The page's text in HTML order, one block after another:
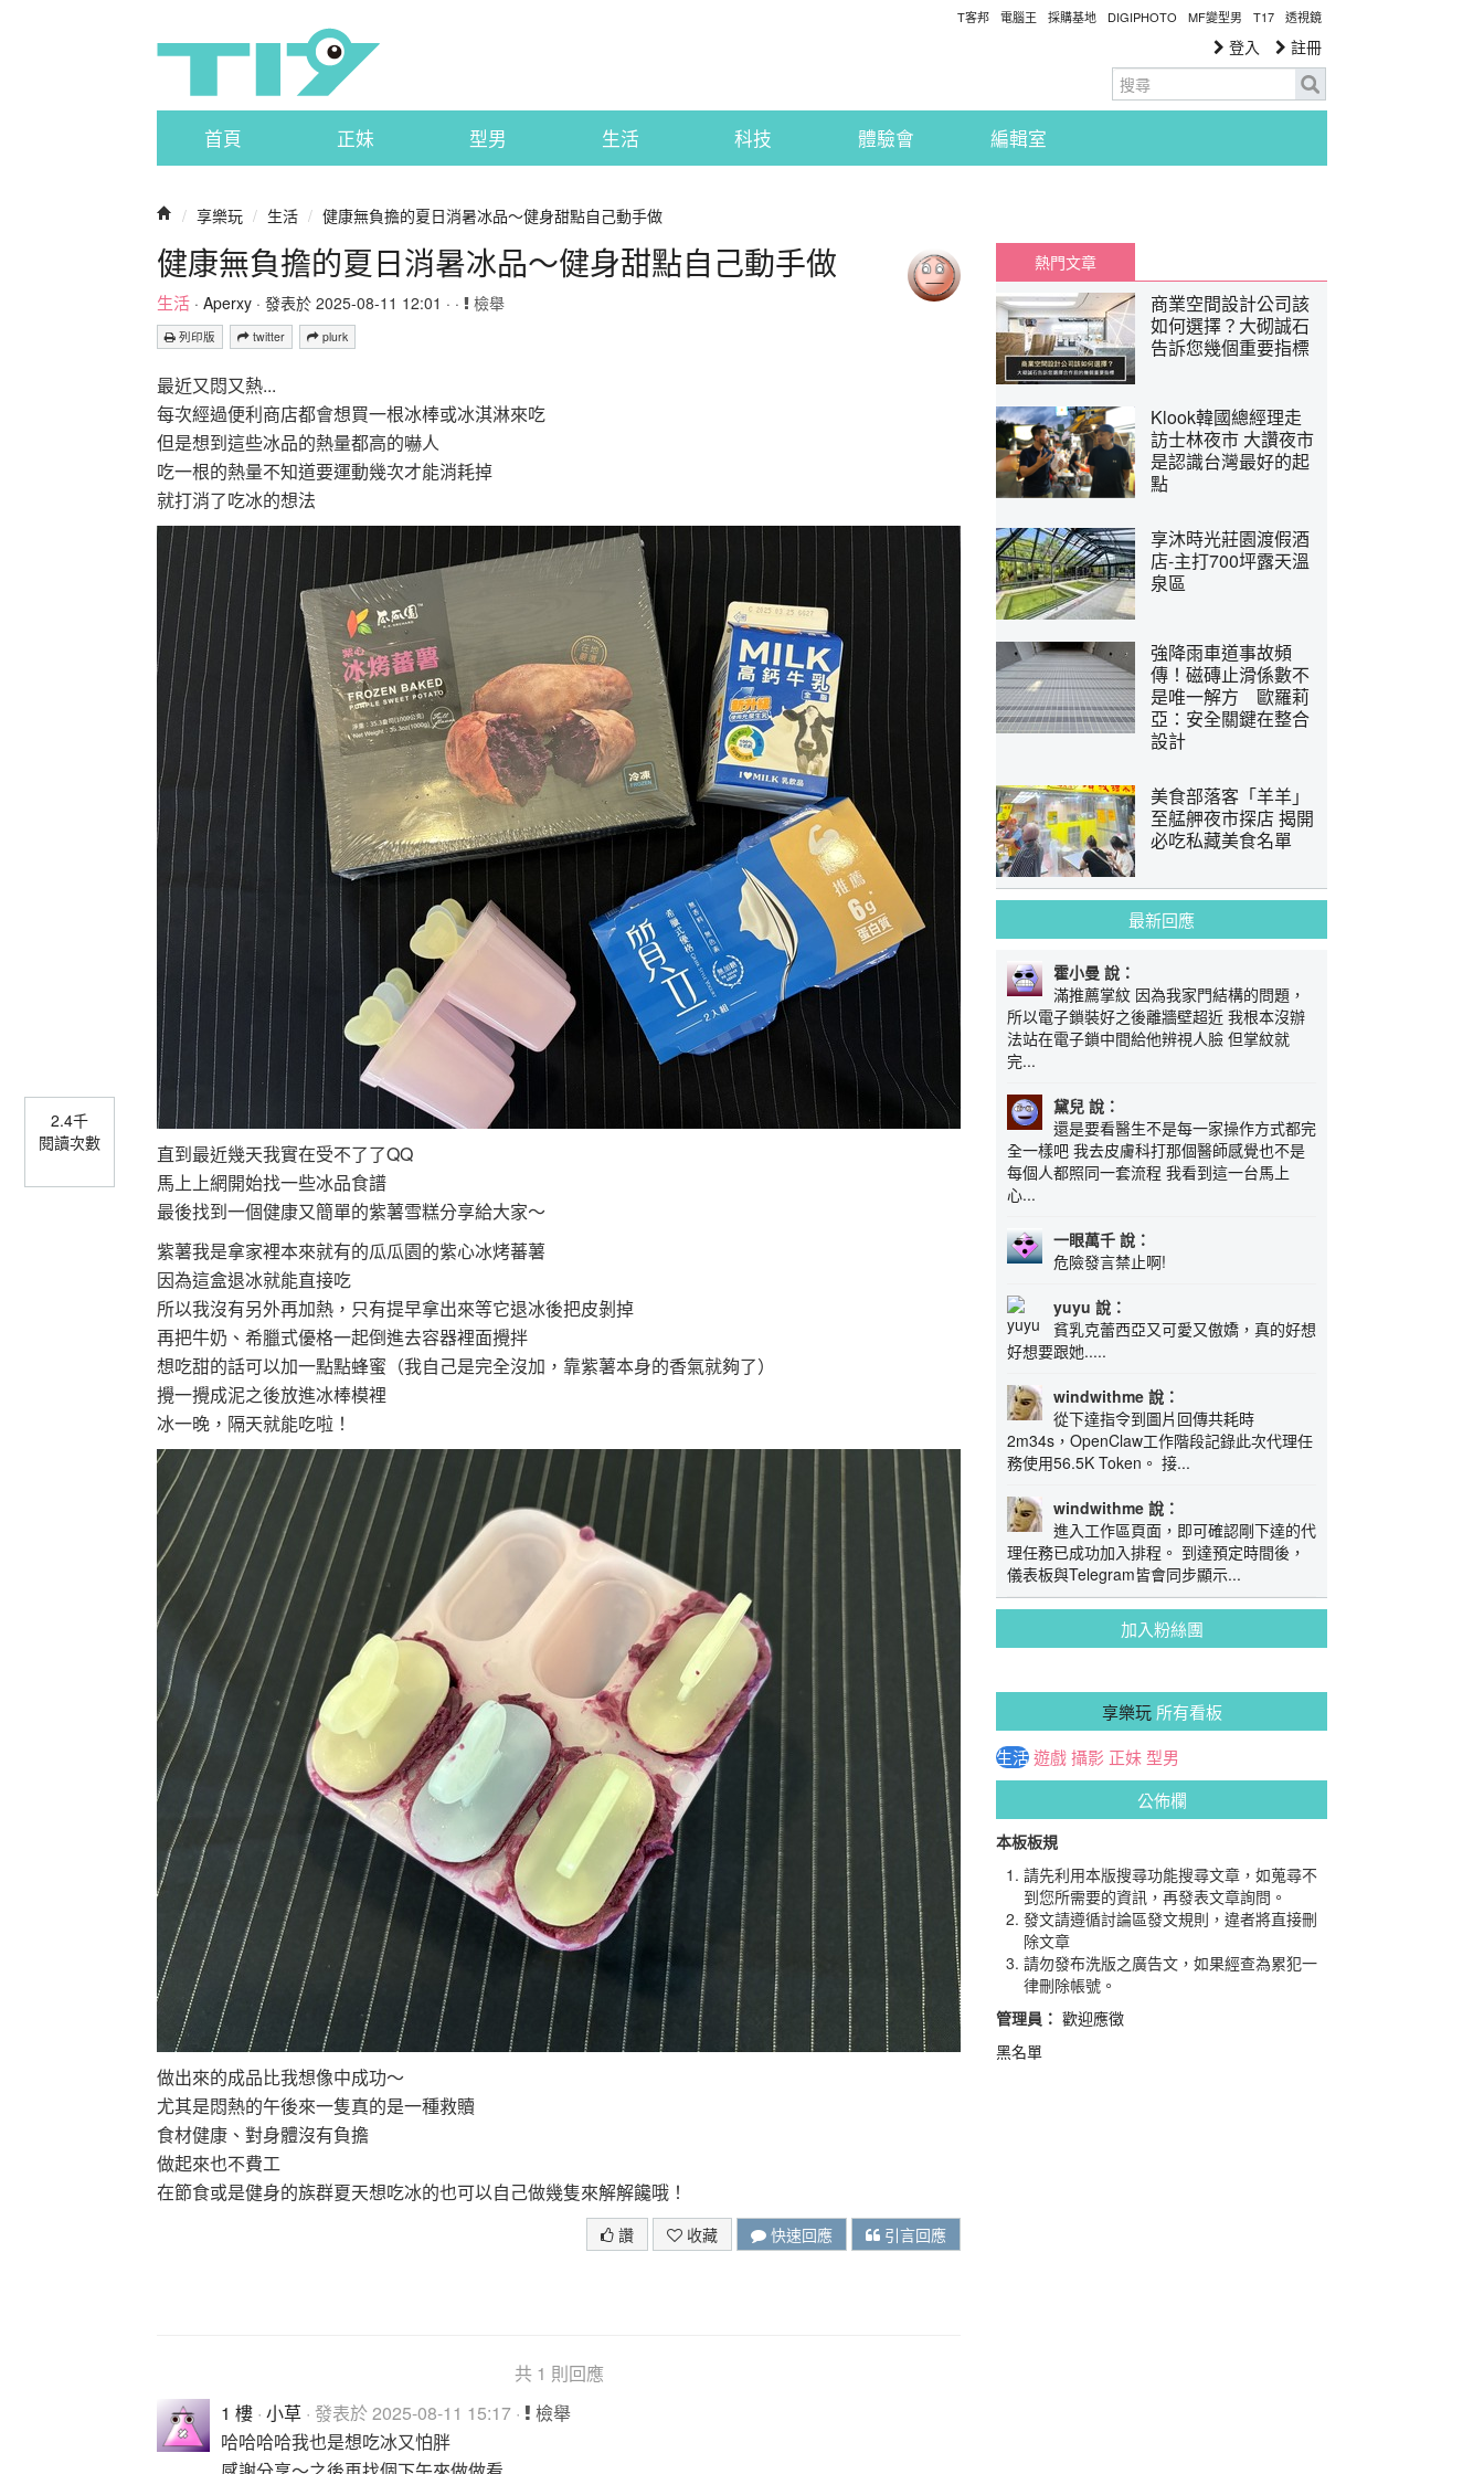
T客邦 電腦王 採購基地 DIGIPHOTO MF變型男 T17 透視鏡
登入 註冊
首頁 正妹 型男 生活 科技 體驗會 編輯室
/ 享樂玩 / 生活 / 健康無負擔的夏日消暑冰品～健身甜點自己動手做
健康無負擔的夏日消暑冰品～健身甜點自己動手做
生活 · Aperxy · 發表於 2025-08-11 12:01 · · 檢舉
列印版 twitter plurk
2.4千
閱讀次數
最近又悶又熱...
每次經過便利商店都會想買一根冰棒或冰淇淋來吃
但是想到這些冰品的熱量都高的嚇人
吃一根的熱量不知道要運動幾次才能消耗掉
就打消了吃冰的想法
直到最近幾天我實在受不了了QQ
馬上上網開始找一些冰品食譜
最後找到一個健康又簡單的紫薯雪糕分享給大家～
紫薯我是拿家裡本來就有的瓜瓜園的紫心冰烤蕃薯
因為這盒退冰就能直接吃
所以我沒有另外再加熱，只有提早拿出來等它退冰後把皮剝掉
再把牛奶、希臘式優格一起倒進去容器裡面攪拌
想吃甜的話可以加一點點蜂蜜（我自己是完全沒加，靠紫薯本身的香氣就夠了）
攪一攪成泥之後放進冰棒模裡
冰一晚，隔天就能吃啦！
做出來的成品比我想像中成功～
尤其是悶熱的午後來一隻真的是一種救贖
食材健康、對身體沒有負擔
做起來也不費工
在節食或是健身的族群夏天想吃冰的也可以自己做幾隻來解解饞哦！
讚 收藏 快速回應 引言回應
共 1 則回應
1 樓 · 小草 · 發表於 2025-08-11 15:17 ·
檢舉
哈哈哈哈我也是想吃冰又怕胖
熱門文章
商業空間設計公司該
如何選擇？大砌誠石
告訴您幾個重要指標
Klook韓國總經理走
訪士林夜市 大讚夜市
是認識台灣最好的起
點
享沐時光莊園渡假酒
店-主打700坪露天溫
泉區
強降雨車道事故頻
傳！磁磚止滑係數不
是唯一解方 歐羅莉
亞：安全關鍵在整合
設計
美食部落客「羊羊」
至艋舺夜市探店 揭開
必吃私藏美食名單
最新回應
霍小曼 說：
滿推薦掌紋 因為我家門結構的問題，
所以電子鎖裝好之後離牆壁超近 我根本沒辦
法站在電子鎖中間給他辨視人臉 但掌紋就
完...
黛兒 說：
還是要看醫生不是每一家操作方式都完
全一樣吧 我去皮膚科打那個醫師感覺也不是
每個人都照同一套流程 我看到這一台馬上
心...
一眼萬千 說：
危險發言禁止啊!
yuyu 說：
貧乳克蕾西亞又可愛又傲嬌，真的好想
好想要跟她.....
windwithme 說：
從下達指令到圖片回傳共耗時
2m34s，OpenClaw工作階段記錄此次代理任
務使用56.5K Token。 接...
windwithme 說：
進入工作區頁面，即可確認剛下達的代
理任務已成功加入排程。 到達預定時間後，
儀表板與Telegram皆會同步顯示...
加入粉絲團
享樂玩所有看板
生活遊戲攝影 正妹 型男
公佈欄
本板板規
請先利用本版搜尋功能搜尋文章，如蒐尋不
到您所需要的資訊，再發表文章詢問。
發文請遵循討論區發文規則，違者將直接刪
除文章
請勿發布洗版之廣告文，如果經查為累犯一
律刪除帳號。
管理員： 歡迎應徵
黑名單